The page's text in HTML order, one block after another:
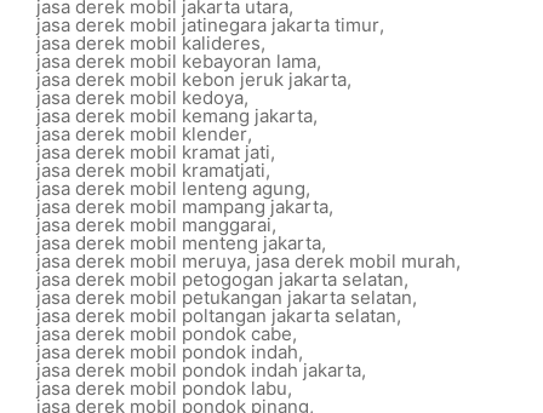
jasa derek mobil jakarta utara,
jasa derek mobil jatinegara jakarta timur,
jasa derek mobil kalideres,
jasa derek mobil kebayoran lama,
jasa derek mobil kebon jeruk jakarta,
jasa derek mobil kedoya,
jasa derek mobil kemang jakarta,
jasa derek mobil klender,
jasa derek mobil kramat jati,
jasa derek mobil kramatjati,
jasa derek mobil lenteng agung,
jasa derek mobil mampang jakarta,
jasa derek mobil manggarai,
jasa derek mobil menteng jakarta,
jasa derek mobil meruya,jasa derek mobil murah,
jasa derek mobil petogogan jakarta selatan,
jasa derek mobil petukangan jakarta selatan,
jasa derek mobil poltangan jakarta selatan,
jasa derek mobil pondok cabe,
jasa derek mobil pondok indah,
jasa derek mobil pondok indah jakarta,
jasa derek mobil pondok labu,
jasa derek mobil pondok pinang,